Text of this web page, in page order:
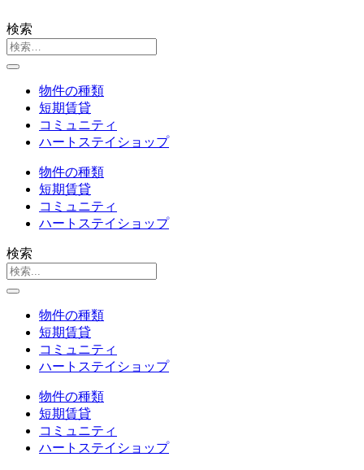
検索
物件の種類
短期賃貸
コミュニティ
ハートステイショップ
物件の種類
短期賃貸
コミュニティ
ハートステイショップ
検索
物件の種類
短期賃貸
コミュニティ
ハートステイショップ
物件の種類
短期賃貸
コミュニティ
ハートステイショップ